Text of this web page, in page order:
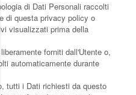
di Dati Personali raccolti
di questa privacy policy o
visualizzati prima della
forniti dall'Utente o,
automaticamente durante
tutti i Dati richiesti da questo